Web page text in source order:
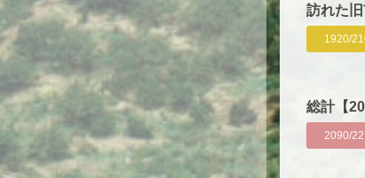
訪れた
1920/
総計【
2090/